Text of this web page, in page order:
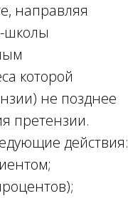
направляя
школы
которой
не позднее
претензии.
действия: